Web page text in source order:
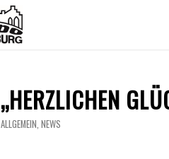
„HERZLICHEN
ALLGEMEIN,NEWS